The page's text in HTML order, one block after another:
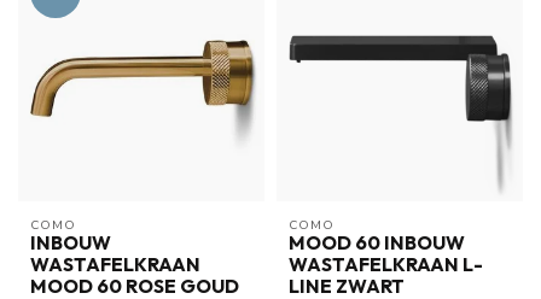
COMO
INBOUW
WASTAFELKRAAN
MOOD 60 ROSE GOUD
COMO
MOOD 60 INBOUW
WASTAFELKRAAN L-
LINE ZWART